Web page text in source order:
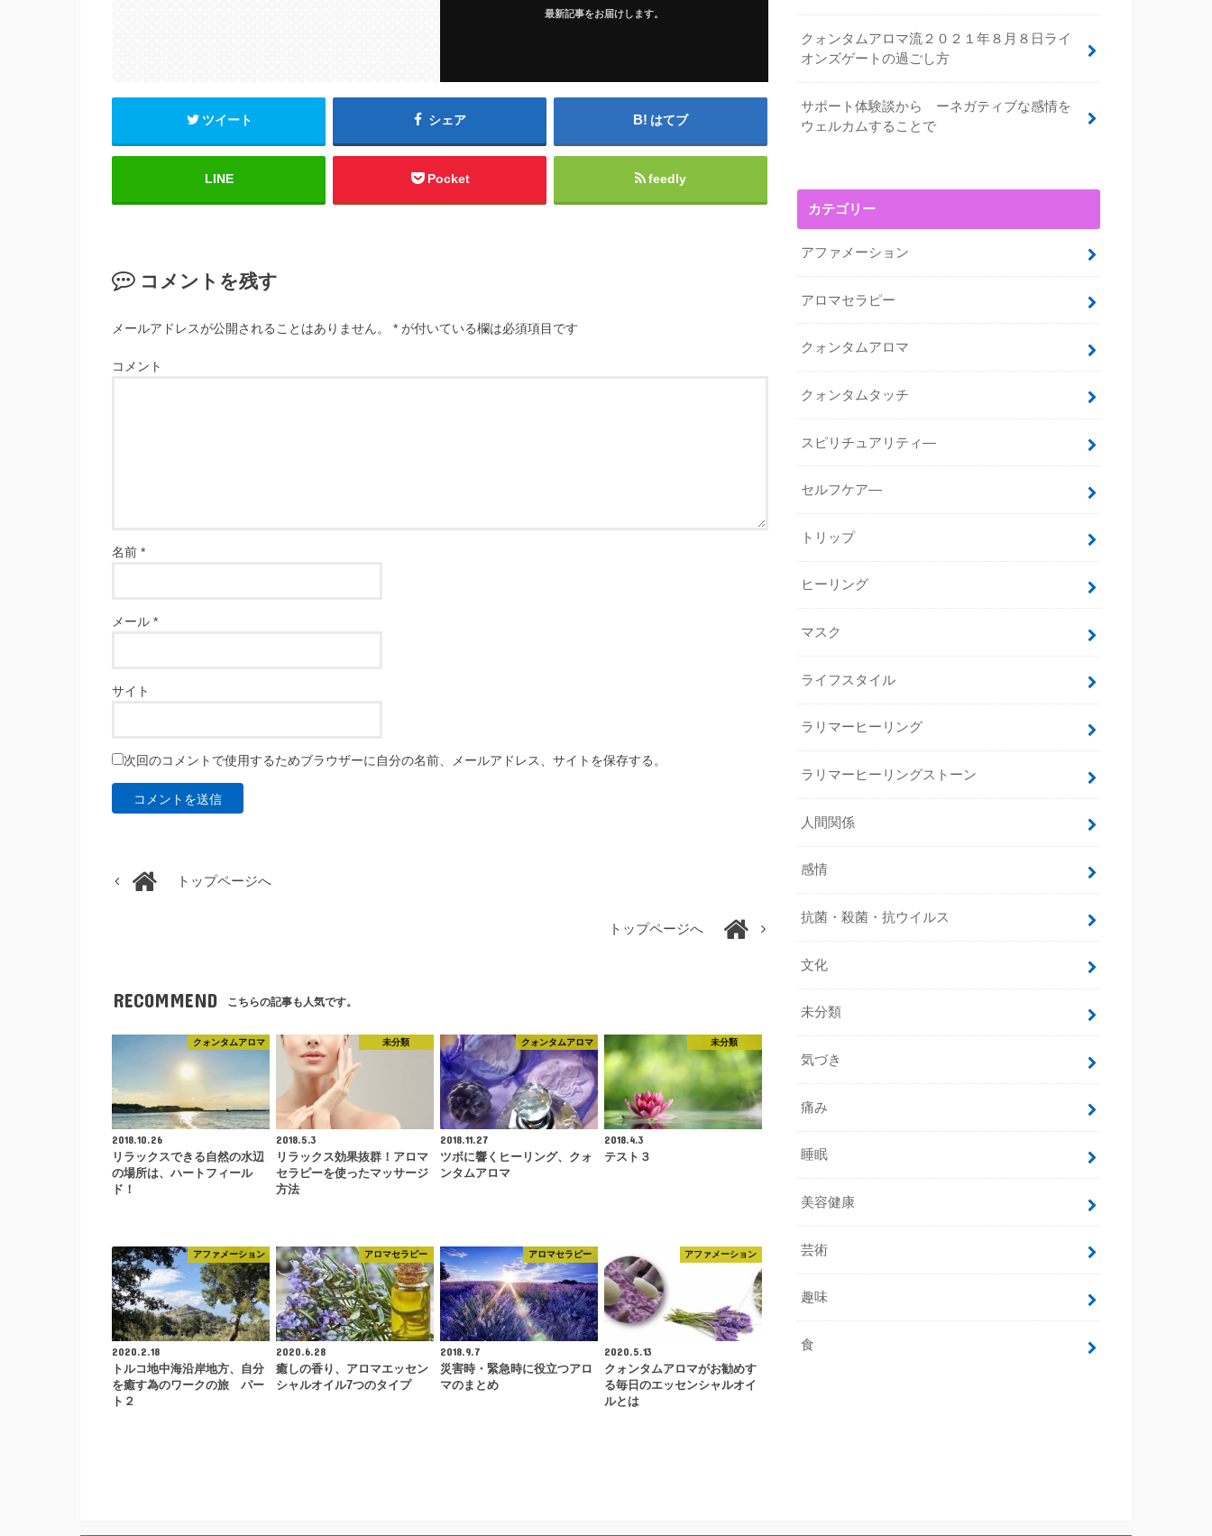
最新記事をお届けします。
ツイート シェア はてブ
LINE Pocket feedly
コメントを残す
メールアドレスが公開されることはありません。 * が付いている欄は必須項目です
コメント
名前 *
メール *
サイト
次回のコメントで使用するためブラウザーに自分の名前、メールアドレス、サイトを保存する。
トップページへ
トップページへ
RECOMMEND こちらの記事も人気です。
クォンタムアロマ
2018.10.26
リラックスできる自然の水辺
の場所は、ハートフィール
ド！
未分類
2018.5.3
リラックス効果抜群！アロマ
セラピーを使ったマッサージ
方法
クォンタムアロマ
2018.11.27
ツボに響くヒーリング、クォ
ンタムアロマ
未分類
2018.4.3
テスト３
アファメーション
2020.2.18
トルコ地中海沿岸地方、自分
を癒す為のワークの旅 パー
ト２
アロマセラピー
2020.6.28
癒しの香り、アロマエッセン
シャルオイル7つのタイプ
アロマセラピー
2018.9.7
災害時・緊急時に役立つアロ
マのまとめ
アファメーション
2020.5.13
クォンタムアロマがお勧めす
る毎日のエッセンシャルオイ
ルとは
クォンタムアロマ流２０２１年８月８日ライ
オンズゲートの過ごし方
サポート体験談から ーネガティブな感情を
ウェルカムすることで
カテゴリー
アファメーション
アロマセラピー
クォンタムアロマ
クォンタムタッチ
スピリチュアリティ―
セルフケア―
トリップ
ヒーリング
マスク
ライフスタイル
ラリマーヒーリング
ラリマーヒーリングストーン
人間関係
感情
抗菌・殺菌・抗ウイルス
文化
未分類
気づき
痛み
睡眠
美容健康
芸術
趣味
食